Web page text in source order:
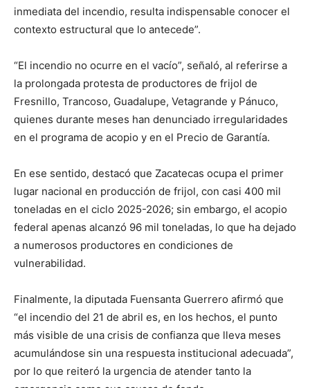
inmediata del incendio, resulta indispensable conocer el
contexto estructural que lo antecede”.
“El incendio no ocurre en el vacío”, señaló, al referirse a
la prolongada protesta de productores de frijol de
Fresnillo, Trancoso, Guadalupe, Vetagrande y Pánuco,
quienes durante meses han denunciado irregularidades
en el programa de acopio y en el Precio de Garantía.
En ese sentido, destacó que Zacatecas ocupa el primer
lugar nacional en producción de frijol, con casi 400 mil
toneladas en el ciclo 2025-2026; sin embargo, el acopio
federal apenas alcanzó 96 mil toneladas, lo que ha dejado
a numerosos productores en condiciones de
vulnerabilidad.
Finalmente, la diputada Fuensanta Guerrero afirmó que
“el incendio del 21 de abril es, en los hechos, el punto
más visible de una crisis de confianza que lleva meses
acumulándose sin una respuesta institucional adecuada”,
por lo que reiteró la urgencia de atender tanto la